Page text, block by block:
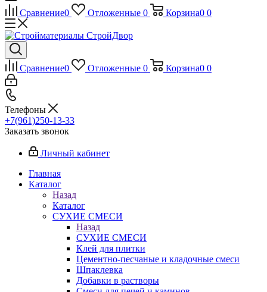
Сравнение0 Отложенные 0 Корзина0 0
Сравнение0 Отложенные 0 Корзина0 0
Телефоны
+7(961)250-13-33
Заказать звонок
Личный кабинет
Главная
Каталог
Назад
Каталог
СУХИЕ СМЕСИ
Назад
СУХИЕ СМЕСИ
Клей для плитки
Цементно-песчаные и кладочные смеси
Шпаклевка
Добавки в растворы